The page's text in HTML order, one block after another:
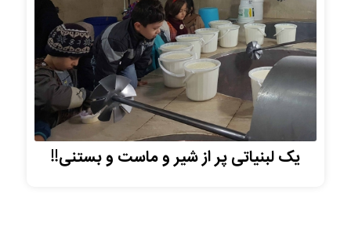
یک لبنیاتی پر از شیر و ماست و بستنی!!